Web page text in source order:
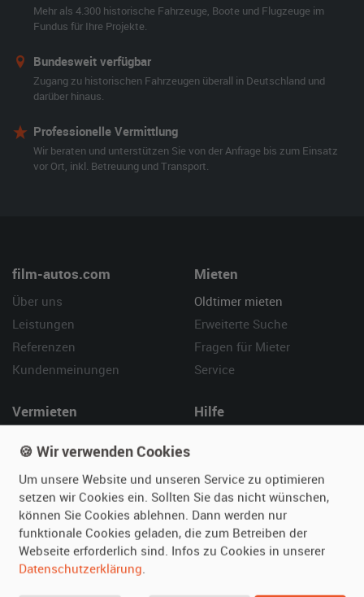
Mehr als 4.300 historische Fahrzeuge, Boote und Flugzeuge im
Fundus für Ihre Projekte.
Bundesweit verfügbar
Zugang zu historischen Fahrzeugen überall in Deutschland und
darüber hinaus.
Professionelle Vermittlung
Wir beraten und unterstützen Sie von der Anfrage bis zum Einsatz
vor Ort, inkl. Betreuung und Transport.
film-autos.com
Über uns
Leistungen
Referenzen
Kundenmeinungen
Mieten
Oldtimer mieten
Erweiterte Suche
Fragen für Mieter
Service
Vermieten
Fotos senden
Fragen für Vermieter
Inserat verwalten
Hilfe
Kontakt
SPECIAL
Berühmte Filmautos –
🍪 Wir verwenden Cookies
Um unsere Website und unseren Service zu optimieren
setzen wir Cookies ein. Sollten Sie das nicht wünschen,
können Sie Cookies ablehnen. Dann werden nur
funktionale Cookies geladen, die zum Betreiben der
Webseite erforderlich sind. Infos zu Cookies in unserer
Datenschutzerklärung.